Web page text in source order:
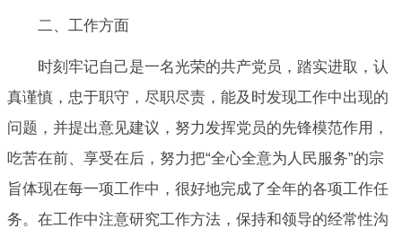
二、工作方面
时刻牢记自己是一名光荣的共产党员，踏实进取，认
真谨慎，忠于职守，尽职尽责，能及时发现工作中出现的
问题，并提出意见建议，努力发挥党员的先锋模范作用，
吃苦在前、享受在后，努力把“全心全意为人民服务”的宗
旨体现在每一项工作中，很好地完成了全年的各项工作任
务。在工作中注意研究工作方法，保持和领导的经常性沟